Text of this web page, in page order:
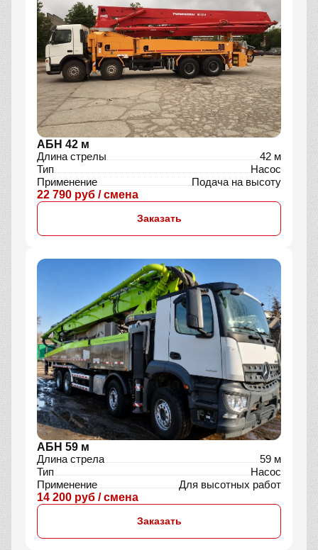
АБН 42 м
Длина стрелы
42 м
Тип
Насос
Применение
Подача на высоту
22 790 руб / смена
Заказать
АБН 59 м
Длина стрела
59 м
Тип
Насос
Применение
Для высотных работ
14 200 руб / смена
Заказать